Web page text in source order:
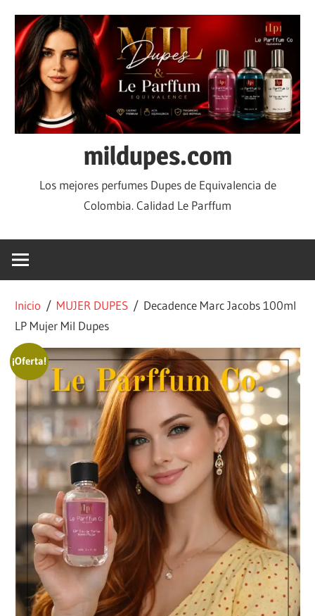
mildupes.com
Los mejores perfumes Dupes de Equivalencia de
Colombia. Calidad Le Parffum
Inicio / MUJER DUPES / Decadence Marc Jacobs 100ml
LP Mujer Mil Dupes
¡Oferta!